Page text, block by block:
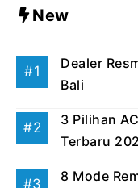
New
Dealer
Bali
3 Pilihan
Terbaru
8 Mode